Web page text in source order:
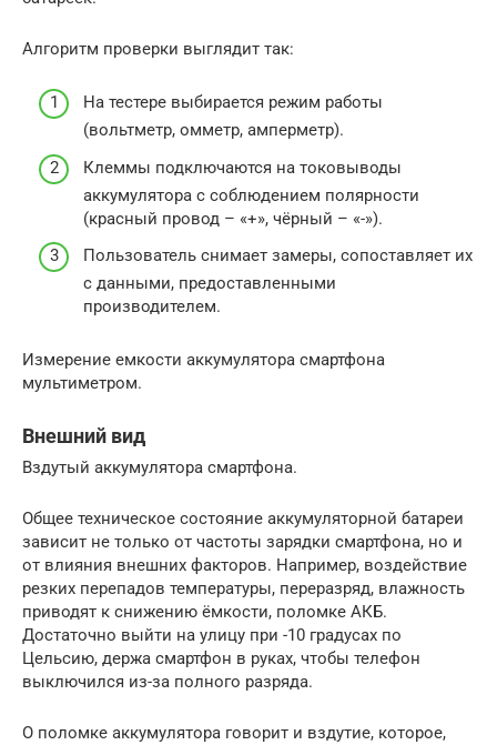
Алгоритм проверки выглядит так:
На тестере выбирается режим работы
(вольтметр, омметр, амперметр).
Клеммы подключаются на токовыводы
аккумулятора с соблюдением полярности
(красный провод – «+», чёрный – «-»).
Пользователь снимает замеры, сопоставляет их
с данными, предоставленными
производителем.
Измерение емкости аккумулятора смартфона
мультиметром.
Внешний вид
Вздутый аккумулятора смартфона.
Общее техническое состояние аккумуляторной батареи
зависит не только от частоты зарядки смартфона, но и
от влияния внешних факторов. Например, воздействие
резких перепадов температуры, переразряд, влажность
приводят к снижению ёмкости, поломке АКБ.
Достаточно выйти на улицу при -10 градусах по
Цельсию, держа смартфон в руках, чтобы телефон
выключился из-за полного разряда.
О поломке аккумулятора говорит и вздутие, которое,